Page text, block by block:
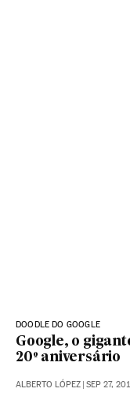
DOODLE DO GOOGLE
Google, o
20º aniversário
ALBERTO LÓPEZ SEP 27,